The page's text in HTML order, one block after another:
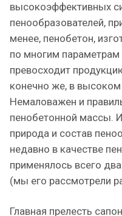
высокоэффективных
пенообразователей,
менее, пенобетон,
по многим параметрам
превосходит
конечно же, в
Немаловажен и
пенобетонной массы.
природа и состав
недавно в качестве
применялось всего
(мы его рассмотрели
Главная прелесть